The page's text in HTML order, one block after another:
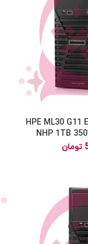
HPE ML30 G11
NHP 1TB
تومان